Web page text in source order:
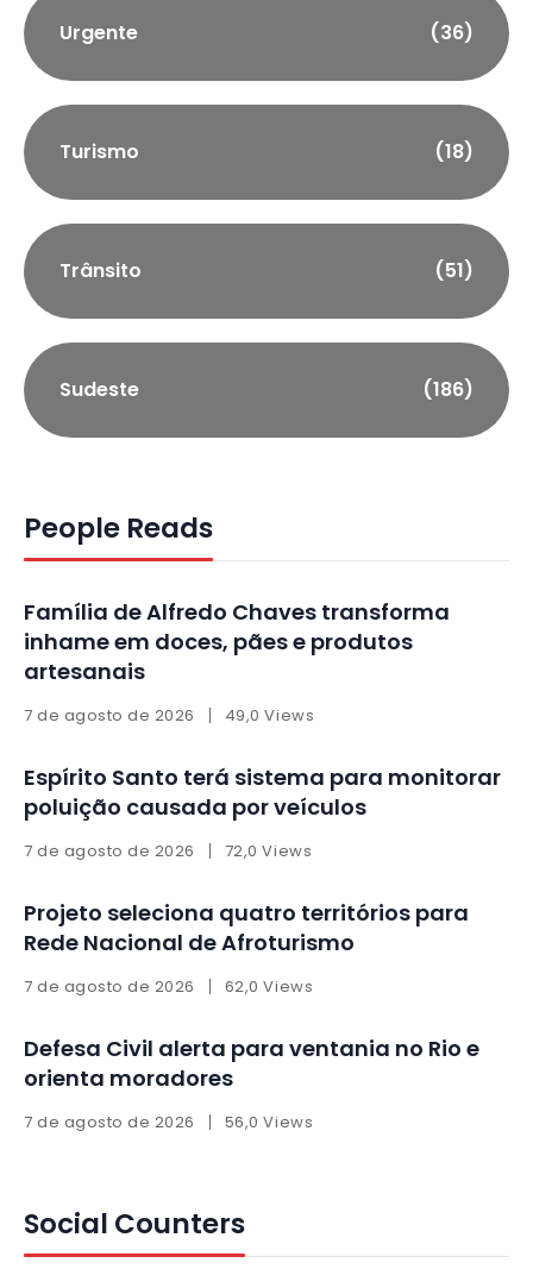
Urgente (36)
Turismo (18)
Trânsito (51)
Sudeste (186)
People Reads
Família de Alfredo Chaves transforma
inhame em doces, pães e produtos
artesanais
7 de agosto de 2026 49,0 Views
Espírito Santo terá sistema para monitorar
poluição causada por veículos
7 de agosto de 2026 72,0 Views
Projeto seleciona quatro territórios para
Rede Nacional de Afroturismo
7 de agosto de 2026 62,0 Views
Defesa Civil alerta para ventania no Rio e
orienta moradores
7 de agosto de 2026 56,0 Views
Social Counters